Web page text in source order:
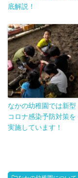
底解説！
なかの幼稚園では新型
コロナ感染予防対策を
実施しています！